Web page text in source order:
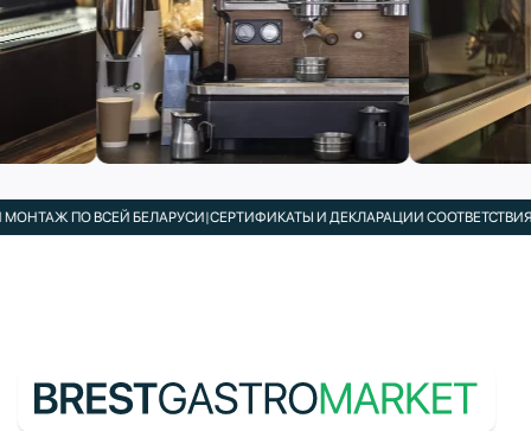
ПО ВСЕЙ БЕЛАРУСИ|СЕРТИФИКАТЫ И ДЕКЛАРАЦИИ СООТВЕТСТВИЯ В